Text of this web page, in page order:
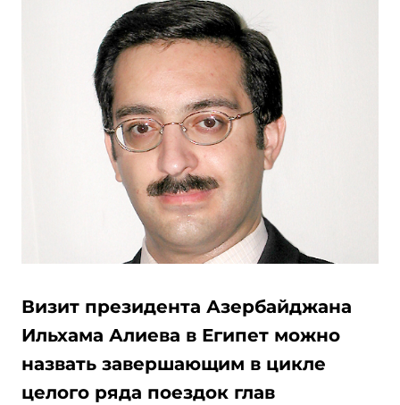
Визит президента Азербайджана
Ильхама Алиева в Египет можно
назвать завершающим в цикле
целого ряда поездок глав